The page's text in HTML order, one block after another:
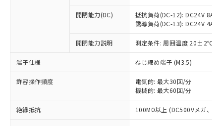
開閉能力(DC)
抵抗負荷(DC-12): DC24V 8A/
誘導負荷(DC-13): DC24V 4A/
開閉能力説明 測定条件: 周囲温度 20±2℃、
端子仕様 ねじ締め端子 (M3.5)
許容操作頻度
電気的: 最大30回/分
機械的: 最大60回/分
絶縁抵抗 100MΩ以上 (DC500Vメガ、点
本サービスは、当社制御機器事業取扱
商品の当社在庫状況および標準価格
(税抜)を提供させていただくもので
当社制御機器事業取扱商品の中には、
本サービスの対象外となる商品もある
在庫状況および標準価格照会結果は、
記載している更新日時点での社内デー
タに基づき作成されるものであり、閲
覧された時点での実際の在庫および標
調査・確認中：EU RoHS指令（10物質）の
非含有の対応状況を調査中または確認中の
非該当品：ライセンス料など無形物で、有
害物質有無と関係のない商品です。
仕入先様の事情により、非含有部品として
いたものが、含有品と判明した場合などや
むを得ず変更することがあります。
鉛(Pb) 1000ppm以下、 水銀(Hg) 1000ppm以下、 カド
※1 中国RoHS○×表
「○」：最大均質材料含有率が中国RoHSの
基準値以下であることを示します。
「×」：最大均質材料含有率が中国RoHSの
基準値を超えていることを示します。
「－」：未確認です。当社販売部門へお問
*中国RoHS10物質の基準値 (GB/T26572)：
Pb(鉛) :1000ppm、 Hg(水銀) : 1000ppm、 Cd(カドミウ
当社は、これら貴社製品のうち、外国
為替および外国貿易法に定める商品
（以下｢規制貨物等」という）を輸出
国政府の輸出許可(または役務取引許